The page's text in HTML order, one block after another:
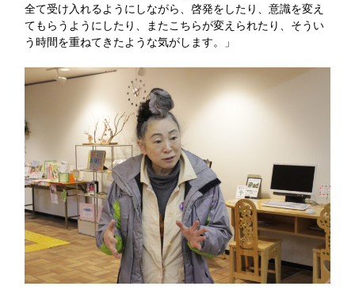
全て受け入れるようにしながら、啓発をしたり、意識を変え
てもらうようにしたり、またこちらが変えられたり、そうい
う時間を重ねてきたような気がします。」